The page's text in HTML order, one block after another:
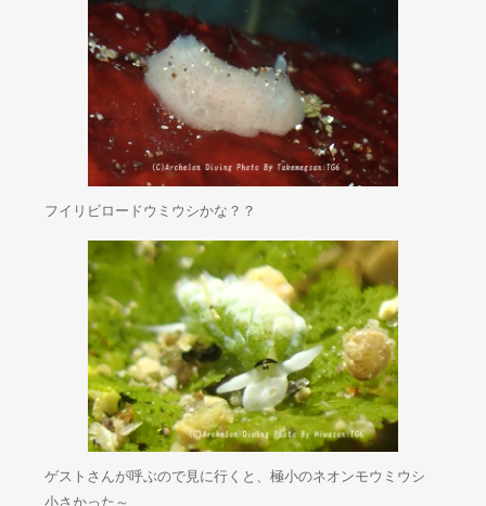
フイリビロードウミウシかな？？
ゲストさんが呼ぶので見に行くと、極小のネオンモウミウシ
小さかった～